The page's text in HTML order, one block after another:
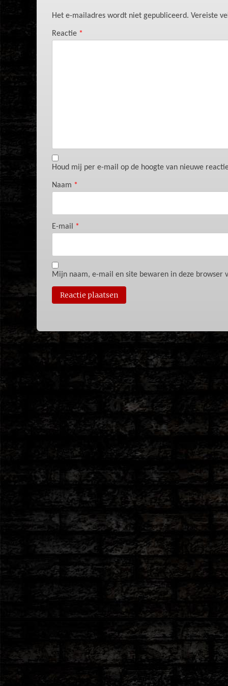
Het e-mailadres wordt niet gepubliceerd. Vereiste
Reactie *
Houd mij per e-mail op de hoogte van nieuwe
Naam *
E-mail *
Mijn naam, e-mail en site bewaren in deze browser